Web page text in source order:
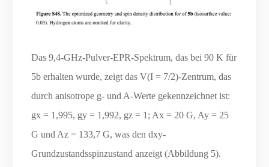
Das 9,4-GHz-Pulver-EPR-Spektrum, das bei 90 K für
5b erhalten wurde, zeigt das V(I = 7/2)-Zentrum, das
durch anisotrope g- und A-Werte gekennzeichnet ist:
gx = 1,995, gy = 1,992, gz = 1; Ax = 20 G, Ay = 25
G und Az = 133,7 G, was den dxy-
Grundzustandsspinzustand anzeigt (Abbildung 5).